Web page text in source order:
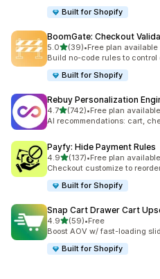
Built for Shopify
BoomGate: Checkout
5.0별 5개 중
(39)
총 리뷰 39개
•Free plan available
Build no-code rules to
Built for Shopify
Rebuy Personalization
4.7별 5개 중
(742)
총 리뷰 742개
•Free plan available
AI recommendations: cart,
Payfy: Hide Payment Rules
4.9별 5개 중
(137)
총 리뷰 137개
•Free plan available
Checkout customize to
Built for Shopify
Snap Cart Drawer Cart
4.9별 5개 중
(59)
총 리뷰 59개
•Free
Boost AOV w/ fast-loading
Built for Shopify